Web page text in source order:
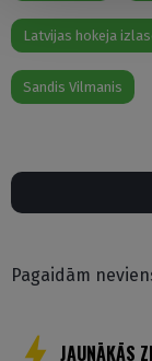
Latvijas hokeja
Sandis Vilmanis
Pagaidām
JAUNĀKĀS